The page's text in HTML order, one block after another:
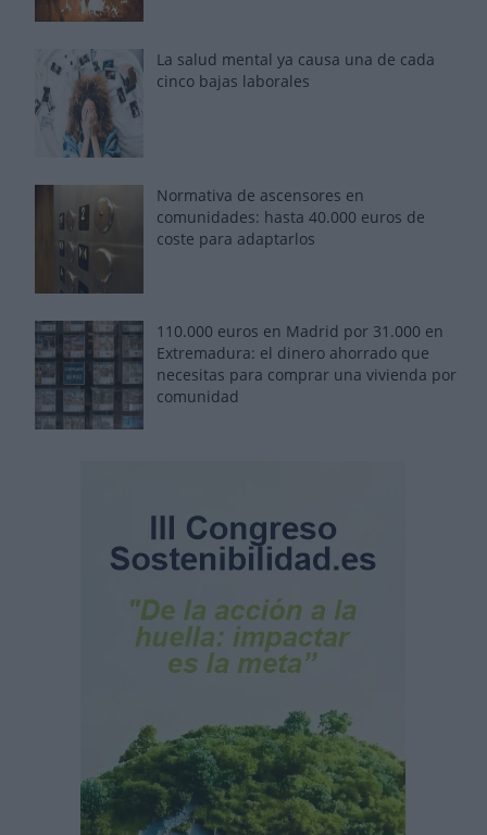
La salud mental ya causa una de cada
cinco bajas laborales
Normativa de ascensores en
comunidades: hasta 40.000 euros de
coste para adaptarlos
110.000 euros en Madrid por 31.000 en
Extremadura: el dinero ahorrado que
necesitas para comprar una vivienda por
comunidad